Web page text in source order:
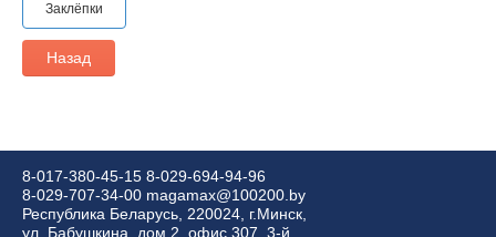
Заклёпки
Назад
8-017-380-45-15 8-029-694-94-96
8-029-707-34-00 magamax@100200.by
Республика Беларусь, 220024, г.Минск,
ул. Бабушкина, дом 2, офис 307, 3-й